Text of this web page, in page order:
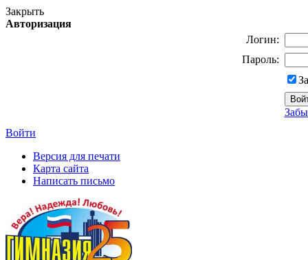
Закрыть
Авторизация
Логин:
Пароль:
Войти
Версия для печати
Карта сайта
Написать письмо